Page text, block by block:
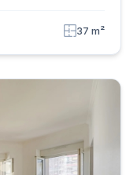
37 m²